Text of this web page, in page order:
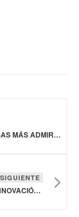
ADM ES NOMBRADA UNA DE LAS EMPRESAS MÁS ADMIRADAS DEL MUNDO EN LA INDUSTRIA DE PRODUCCIÓN DE ALIMENTOS
SIGUIENTE
PURINA INAUGURA UN CENTRO DE CIENCIA E INNOVACIÓN EN MÉXICO